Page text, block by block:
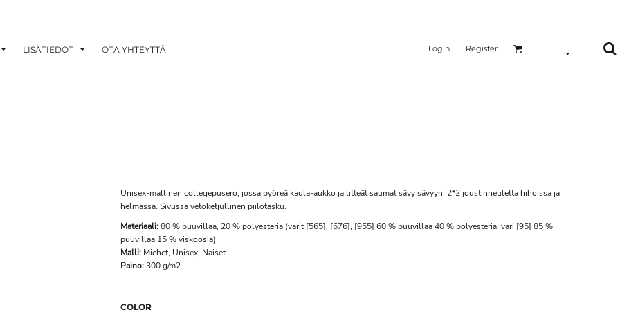
LISÄTIEDOT OTA YHTEYTTÄ Login Register
Unisex-mallinen collegepusero, jossa pyöreä kaula-aukko ja litteät saumat sävy sävyyn. 2*2 joustinneuletta hihoissa ja
helmassa. Sivussa vetoketjullinen piilotasku.
Materiaali:80 % puuvillaa, 20 % polyesteriä (värit [565], [676], [955] 60 % puuvillaa 40 % polyesteriä, väri [95] 85 %
puuvillaa 15 % viskoosia)
Malli: Miehet, Unisex, Naiset
Paino:300 g/m2
COLOR